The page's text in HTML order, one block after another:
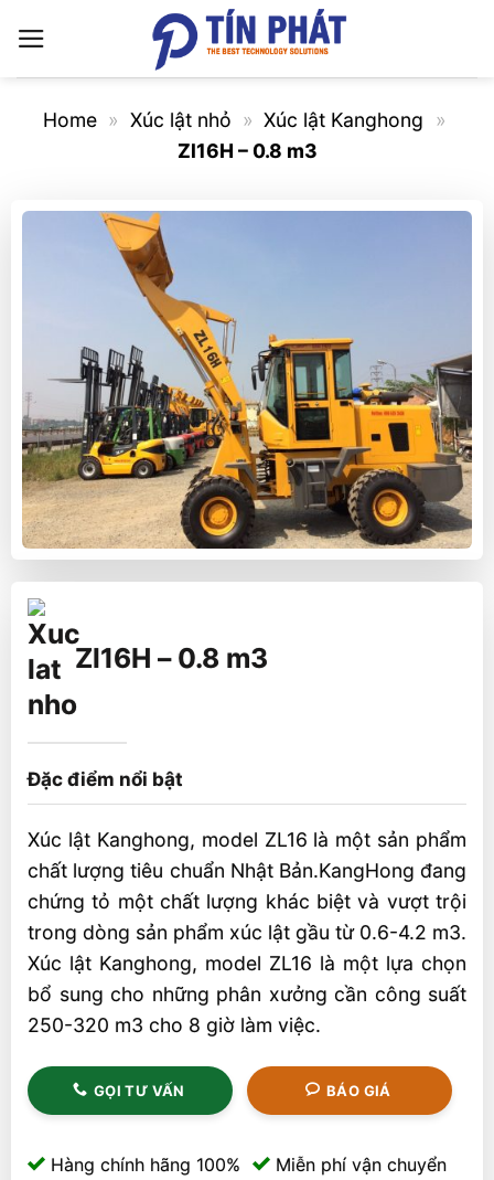
qua
nội
Home » Xúc lật nhỏ » Xúc lật Kanghong
»
Zl16H – 0.8 m3
Zl16H – 0.8 m3
Đặc điểm nổi bật
Xúc lật Kanghong, model ZL16 là một sản phẩm
chất lượng tiêu chuẩn Nhật Bản.KangHong đang
chứng tỏ một chất lượng khác biệt và vượt trội
trong dòng sản phẩm xúc lật gầu từ 0.6-4.2 m3.
Xúc lật Kanghong, model ZL16 là một lựa chọn
bổ sung cho những phân xưởng cần công suất
250-320 m3 cho 8 giờ làm việc.
GỌI TƯ VẤN BÁO GIÁ
Hàng chính hãng 100%
Miễn phí vận chuyển